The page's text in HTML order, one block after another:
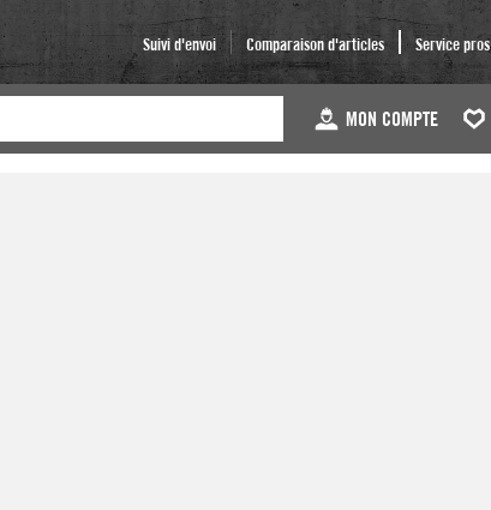
Suivi d'envoi Comparaison d'articles Service pros
MON COMPTE